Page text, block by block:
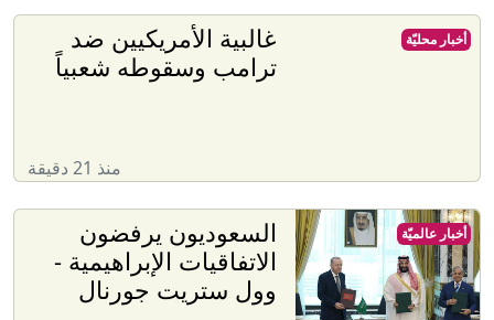
غالبية الأمريكيين ضد
ترامب وسقوطه شعبياً
منذ 21 دقيقة
أخبار محليّة
السعوديون يرفضون
الاتفاقيات الإبراهيمية -
وول ستريت جورنال
أخبار عالميّة